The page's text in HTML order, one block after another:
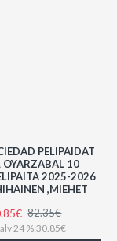
PELIPAIDAT
OYARZABAL 10
2025-2026
,MIEHET
82.35€
24 %:30.85€